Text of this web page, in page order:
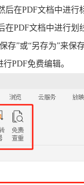
在PDF文档中进行
PDF文档中进行划
”或“另存为”来保
PDF免费编辑。